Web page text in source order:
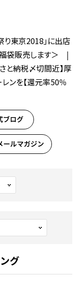
り東京2018」に出店
袋販売します＞ |
と納税〆切間近】厚
ンを【還元率50％
グ